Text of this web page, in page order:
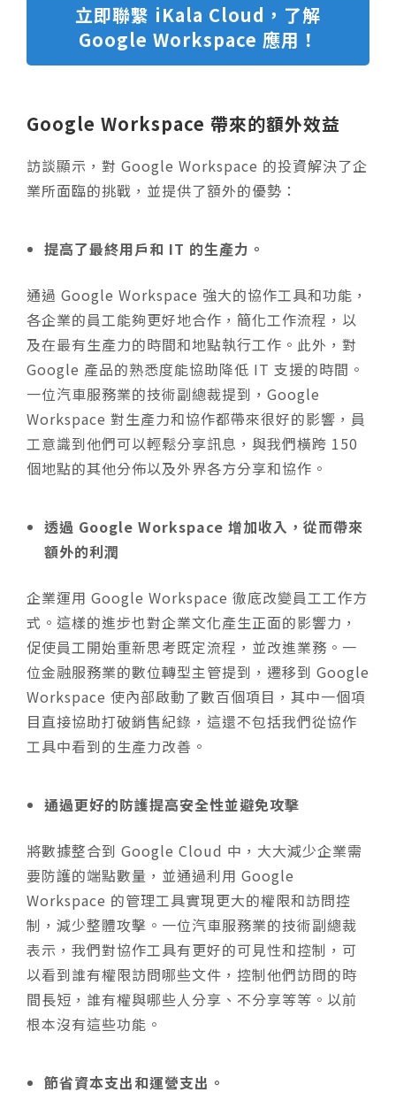
立即聯繫 iKala Cloud，了解
Google Workspace 應用！
Google Workspace 帶來的額外效益
訪談顯示，對 Google Workspace 的投資解決了企
業所面臨的挑戰，並提供了額外的優勢：​​​​​
提高了最終用戶和 IT 的生產力。
通過 Google Workspace 強大的協作工具和功能，
各企業的員工能夠更好地合作，簡化工作流程，以
及在最有生產力的時間和地點執行工作。此外，對
Google 產品的熟悉度能協助降低 IT 支援的時間。
一位汽車服務業的技術副總裁提到，Google
Workspace 對生產力和協作都帶來很好的影響，員
工意識到他們可以輕鬆分享訊息，與我們橫跨 150
個地點的其他分佈以及外界各方分享和協作。
透過 Google Workspace 增加收入，從而帶來
額外的利潤
企業運用 Google Workspace 徹底改變員工工作方
式。這樣的進步也對企業文化產生正面的影響力，
促使員工開始重新思考既定流程，並改進業務。一
位金融服務業的數位轉型主管提到，遷移到 Google
Workspace 使內部啟動了數百個項目，其中一個項
目直接協助打破銷售紀錄，這還不包括我們從協作
工具中看到的生產力改善。
通過更好的防護提高安全性並避免攻擊
將數據整合到 Google Cloud 中，大大減少企業需
要防護的端點數量，並通過利用 Google
Workspace 的管理工具實現更大的權限和訪問控
制，減少整體攻擊。一位汽車服務業的技術副總裁
表示，我們對協作工具有更好的可見性和控制，可
以看到誰有權限訪問哪些文件，控制他們訪問的時
間長短，誰有權與哪些人分享、不分享等等。以前
根本沒有這些功能。​​​​​
節省資本支出和運營支出。